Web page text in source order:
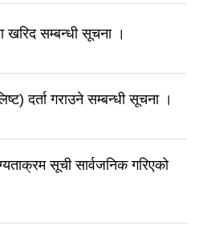
खरिद सम्बन्धी सूचना ।
दर्ता गराउने सम्बन्धी सूचना ।
सूची सार्वजनिक गरिएको